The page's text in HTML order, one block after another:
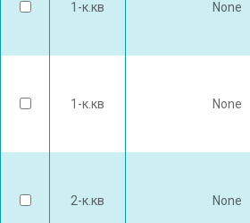
1-к.кв None
1-к.кв None
2-к.кв None